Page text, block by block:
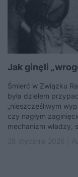
Jak ginęli
Śmierć w Związku
była dziełem
„nieszczęśliwym
czy nagłym
mechanizm władzy,